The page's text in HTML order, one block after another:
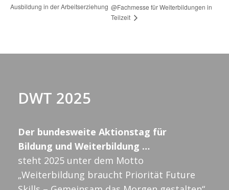
Ausbildung in der Arbeitserziehung @Fachmesse für Weiterbildungen in
Teilzeit
DWT 2025
Der bundesweite Aktionstag für
Bildung und Weiterbildung …
steht 2025 unter dem Motto
„Weiterbildung braucht Priorität Future